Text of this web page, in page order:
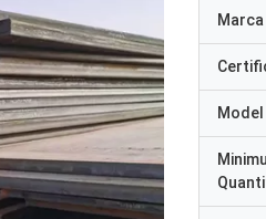
Marca